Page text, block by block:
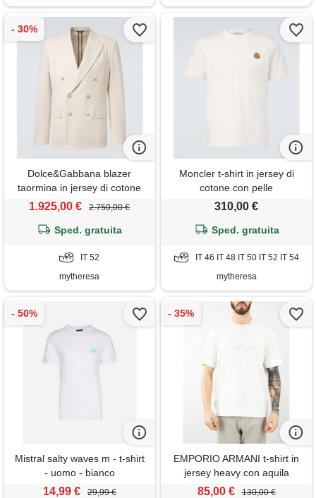
Dolce&Gabbana blazer
taormina in jersey di cotone
1.925,00 € 2.750,00 €
Sped. gratuita
IT 52
mytheresa
Moncler t-shirt in jersey di
cotone con pelle
310,00 €
Sped. gratuita
IT 46 IT 48 IT 50 IT 52 IT 54
mytheresa
Mistral salty waves m - t-shirt
- uomo - bianco
14,99 € 29,99 €
EMPORIO ARMANI t-shirt in
jersey heavy con aquila
degradé multitexture emporio
85,00 € 130,00 €